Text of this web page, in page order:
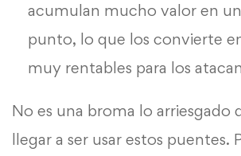
acumulan mucho valor en
punto, lo que los convierte
muy rentables para los
No es una broma lo arriesgado
llegar a ser usar estos puentes.